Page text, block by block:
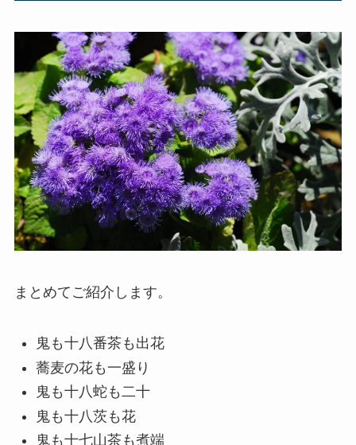
まとめてご紹介します。
鬼も十八番茶も出花
蕎麦の花も一盛り
鬼も十八蛇も二十
鬼も十八茨も花
鬼も十七山茶も煮端